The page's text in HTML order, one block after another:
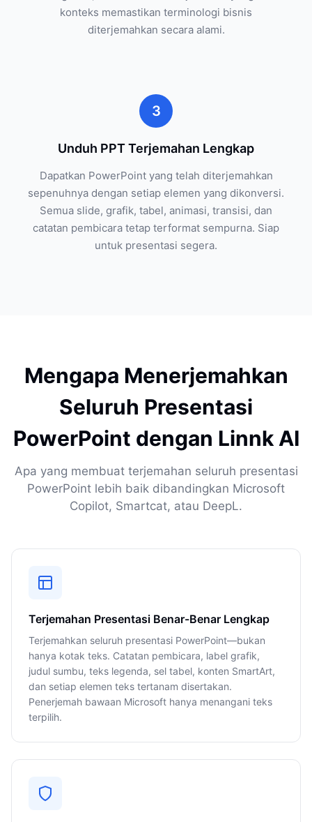
konteks memastikan terminologi bisnis
diterjemahkan secara alami.
3
Unduh PPT Terjemahan Lengkap
Dapatkan PowerPoint yang telah diterjemahkan
sepenuhnya dengan setiap elemen yang dikonversi.
Semua slide, grafik, tabel, animasi, transisi, dan
catatan pembicara tetap terformat sempurna. Siap
untuk presentasi segera.
Mengapa Menerjemahkan
Seluruh Presentasi
PowerPoint dengan Linnk AI
Apa yang membuat terjemahan seluruh presentasi
PowerPoint lebih baik dibandingkan Microsoft
Copilot, Smartcat, atau DeepL.
Terjemahan Presentasi Benar-Benar Lengkap
Terjemahkan seluruh presentasi PowerPoint—bukan
hanya kotak teks. Catatan pembicara, label grafik,
judul sumbu, teks legenda, sel tabel, konten SmartArt,
dan setiap elemen teks tertanam disertakan.
Penerjemah bawaan Microsoft hanya menangani teks
terpilih.